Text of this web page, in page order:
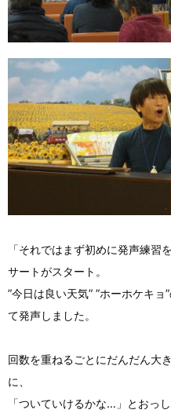
「それではまず初めに発声練習
サートがスタート。
”今日は良い天気” ”ホーホケキ
て発声しました。
回数を重ねるごとにだんだん大
に、
「ついていけるかな…」とおっ